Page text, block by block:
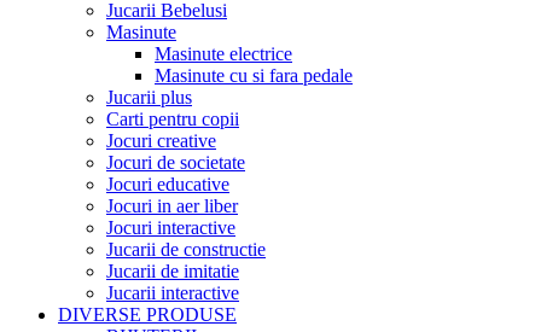
Jucarii Bebelusi
Masinute
Masinute electrice
Masinute cu si fara pedale
Jucarii plus
Carti pentru copii
Jocuri creative
Jocuri de societate
Jocuri educative
Jocuri in aer liber
Jocuri interactive
Jucarii de constructie
Jucarii de imitatie
Jucarii interactive
DIVERSE PRODUSE